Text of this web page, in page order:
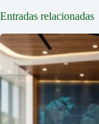
Entradas relacionadas